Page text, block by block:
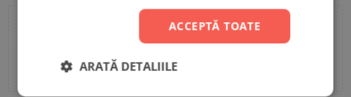
ACCEPTĂ TOATE
ARATĂ DETALIILE